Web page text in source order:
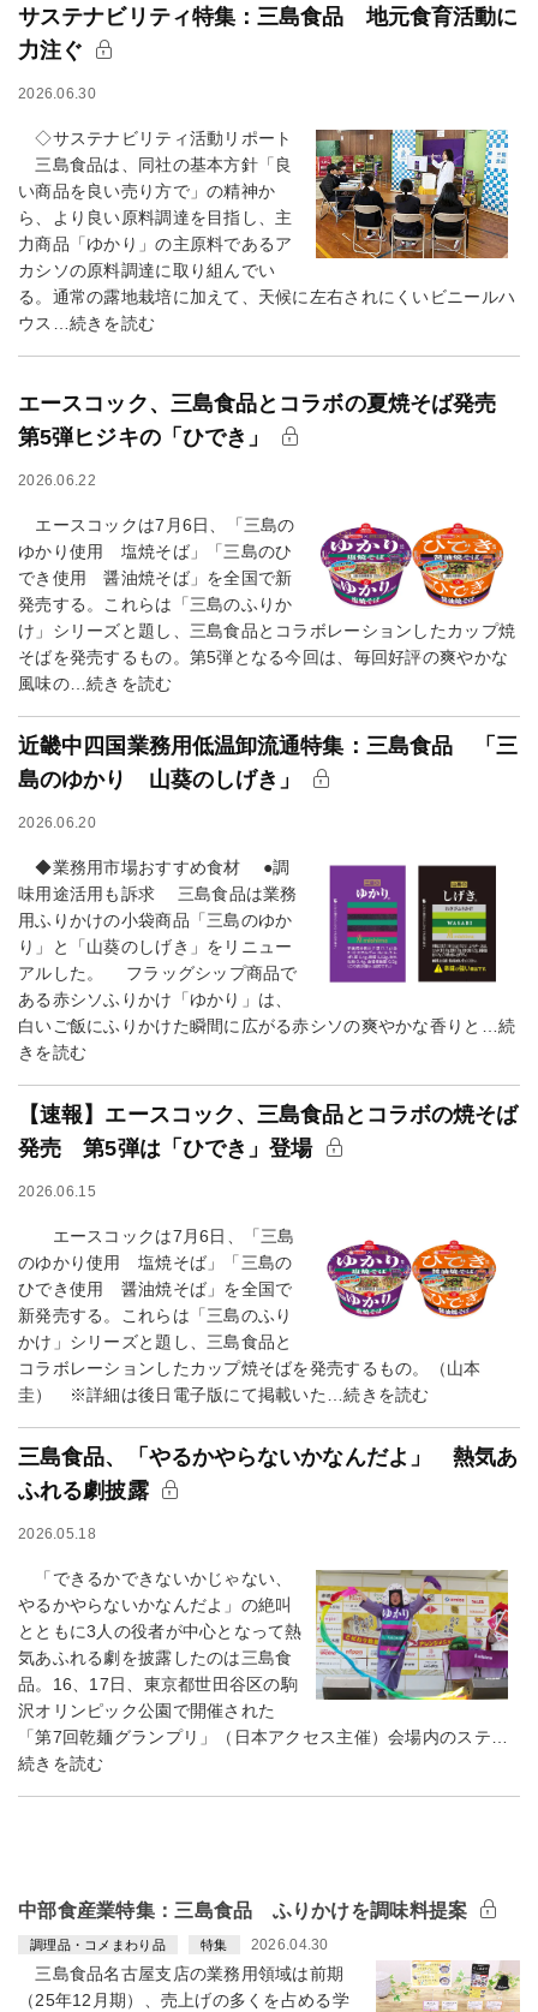
サステナビリティ特集：三島食品 地元食育活動に
力注ぐ
2026.06.30
◇サステナビリティ活動リポート
三島食品は、同社の基本方針「良
い商品を良い売り方で」の精神か
ら、より良い原料調達を目指し、主
力商品「ゆかり」の主原料であるア
カシソの原料調達に取り組んでい
る。通常の露地栽培に加えて、天候に左右されにくいビニールハ
ウス…続きを読む
エースコック、三島食品とコラボの夏焼そば発売
第5弾ヒジキの「ひでき」
2026.06.22
エースコックは7月6日、「三島の
ゆかり使用 塩焼そば」「三島のひ
でき使用 醤油焼そば」を全国で新
発売する。これらは「三島のふりか
け」シリーズと題し、三島食品とコラボレーションしたカップ焼
そばを発売するもの。第5弾となる今回は、毎回好評の爽やかな
風味の…続きを読む
近畿中四国業務用低温卸流通特集：三島食品 「三
島のゆかり 山葵のしげき」
2026.06.20
◆業務用市場おすすめ食材 ●調
味用途活用も訴求 三島食品は業務
用ふりかけの小袋商品「三島のゆか
り」と「山葵のしげき」をリニュー
アルした。 フラッグシップ商品で
ある赤シソふりかけ「ゆかり」は、
白いご飯にふりかけた瞬間に広がる赤シソの爽やかな香りと…続
きを読む
【速報】エースコック、三島食品とコラボの焼そば
発売 第5弾は「ひでき」登場
2026.06.15
エースコックは7月6日、「三島
のゆかり使用 塩焼そば」「三島の
ひでき使用 醤油焼そば」を全国で
新発売する。これらは「三島のふり
かけ」シリーズと題し、三島食品と
コラボレーションしたカップ焼そばを発売するもの。（山本
圭） ※詳細は後日電子版にて掲載いた…続きを読む
三島食品、「やるかやらないかなんだよ」 熱気あ
ふれる劇披露
2026.05.18
「できるかできないかじゃない、
やるかやらないかなんだよ」の絶叫
とともに3人の役者が中心となって熱
気あふれる劇を披露したのは三島食
品。16、17日、東京都世田谷区の駒
沢オリンピック公園で開催された
「第7回乾麺グランプリ」（日本アクセス主催）会場内のステ…
続きを読む
中部食産業特集：三島食品 ふりかけを調味料提案
調理品・コメまわり品 特集 2026.04.30
三島食品名古屋支店の業務用領域は前期
（25年12月期）、売上げの多くを占める学